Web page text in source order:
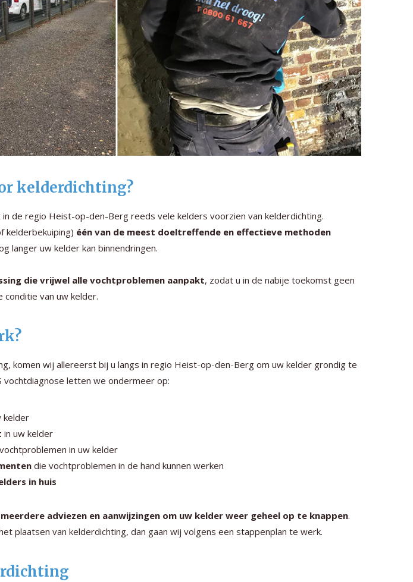
kelderdichting?
de regio Heist-op-den-Berg reeds vele kelders voorzien van kelderdichting.
kelderbekuiping) één van de meest doeltreffende en effectieve methoden
langer uw kelder kan binnendringen.
die vrijwel alle vochtproblemen aanpakt, zodat u in de nabije toekomst geen
conditie van uw kelder.
komen wij allereerst bij u langs in regio Heist-op-den-Berg om uw kelder grondig te
vochtdiagnose letten we ondermeer op:
kelder
in uw kelder
in uw kelder
die vochtproblemen in de hand kunnen werken
in huis
meerdere adviezen en aanwijzingen om uw kelder weer geheel op te knappen.
plaatsen van kelderdichting, dan gaan wij volgens een stappenplan te werk.